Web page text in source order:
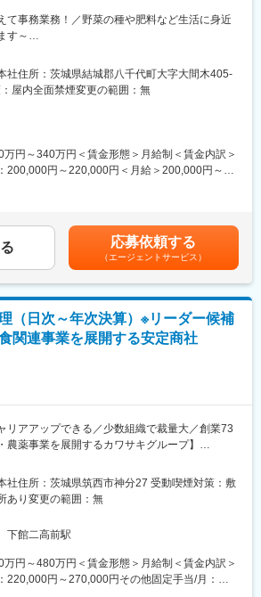
て事務業務！／野菜の種や肥料など生活に身近
す～
整理
中の代理対応、各種見積もり、資料等の作成お
整理、経費精算、備品購入業務、売掛金回収、
の支払業務など
：
ていただきまずは朝掃除から始まります。
の時間はこれ」と決まった業務はございません
さんだいたい18時半ごろには退勤しておりま
スタッフにて独り立ちまできちんとサポートし
ださい。
点とし、日本の農業の活性化を目指して、専業
人の皆さまに向けた、製品・技術・情報の提供
この地域は、環境条件が良いことから、将来的
整備が進み、農家戸数は少なくなっても経営規
いるので、耕地面積はあまり変わっていませ
年連続で増収中と順調に成長を遂げています。
社では長く働いている方も多く、地元に密着し
には安心して働ける環境です。
社住所：茨城県結城郡八千代町大字大間木405-
屋内全面禁煙変更の範囲：無
万円～340万円＜賃金形態＞月給制＜賃金内訳＞
200,000円～220,000円＜月給＞200,000円～
応募依頼する
（エージェントサービス）
（日次～年次決算）※リーダー候補
関連事業を展開する安定商社
リアアップできる／少数組織で裁量大／創業73
農薬事業を展開するカワサキグループ】
の魅力／
社を担当でき、経理としての幅を大きく広げら
経理のプロフェッショナルとして成長できま
てキャリアを築きたい方に最適です！
代リーダー候補として期待されるポジションで
社住所：茨城県筑西市神分27 受動喫煙対策：敷
あり変更の範囲：無
下館二高前駅
万円～480万円＜賃金形態＞月給制＜賃金内訳＞
220,000円～270,000円その他固定手当/月：